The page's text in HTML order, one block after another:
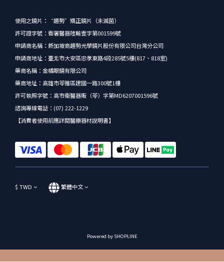
使用之鏡片：“趨勢”矯正鏡片（未滅菌）
許可證字號：衛署醫器陸輸壹字第001599號
申請商名稱：新加坡商趨勢光學鏡片股份有限公司台灣分公司
申請商地址：臺北市大安區忠孝東路4段285號5樓(817、818室)
藥商名稱：金橘眼鏡有限公司
藥商地址：高雄市苓雅區建國一路300號1樓
許可執照字號：高市衛醫器販（苓）字第MD6207001596號
諮詢專線電話：(07) 222-1229
【消費者使用前應詳閱醫療器材說明書】
$ TWD 繁體中文
Powered by SHOPLINE